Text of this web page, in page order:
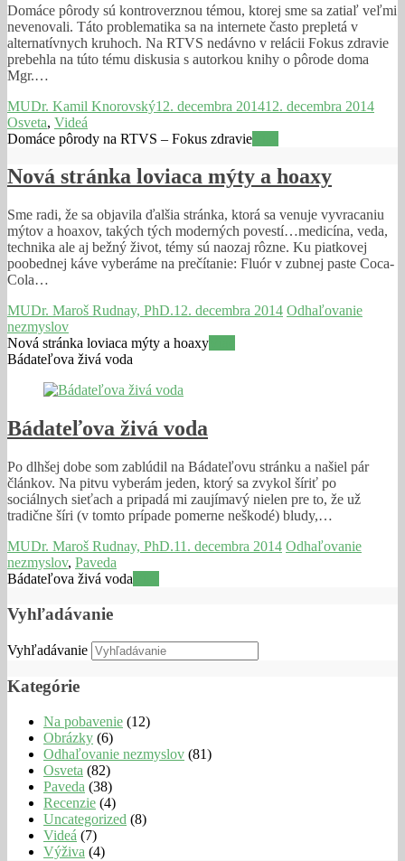
Domáce pôrody sú kontroverznou témou, ktorej sme sa zatiaľ veľmi
nevenovali. Táto problematika sa na internete často prepletá v
alternatívnych kruhoch. Na RTVS nedávno v relácii Fokus zdravie
prebehla na túto tému diskusia s autorkou knihy o pôrode doma
Mgr.…
MUDr. Kamil Knorovský12. decembra 201412. decembra 2014
Osveta, Videá
Domáce pôrody na RTVS – Fokus zdravie
Nová stránka loviaca mýty a hoaxy
Sme radi, že sa objavila ďalšia stránka, ktorá sa venuje vyvracaniu
mýtov a hoaxov, takých tých moderných povestí…medicína, veda,
technika ale aj bežný život, témy sú naozaj rôzne. Ku piatkovej
poobednej káve vyberáme na prečítanie: Fluór v zubnej paste Coca-
Cola…
MUDr. Maroš Rudnay, PhD.12. decembra 2014 Odhaľovanie
nezmyslov
Nová stránka loviaca mýty a hoaxy
Bádateľova živá voda
Bádateľova živá voda
Po dlhšej dobe som zablúdil na Bádateľovu stránku a našiel pár
článkov. Na pitvu vyberám jeden, ktorý sa zvykol šíriť po
sociálnych sieťach a pripadá mi zaujímavý nielen pre to, že už
tradične šíri (v tomto prípade pomerne neškodé) bludy,…
MUDr. Maroš Rudnay, PhD.11. decembra 2014 Odhaľovanie
nezmyslov, Paveda
Bádateľova živá voda
Vyhľadávanie
Vyhľadávanie
Kategórie
Na pobavenie (12)
Obrázky (6)
Odhaľovanie nezmyslov (81)
Osveta (82)
Paveda (38)
Recenzie (4)
Uncategorized (8)
Videá (7)
Výživa (4)